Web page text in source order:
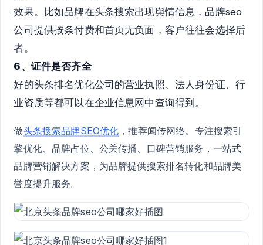
效果。比如品牌在头条搜索出现舆情信息，品牌seo
公司提供按条付费和首页无负面，客户往往会选择后
者。
6、证件是否齐全
好的头条排名优化公司的营业执照、法人身份证、行
业资质等都可以在企业信息网中查询得到。
做头条搜索品牌SEO优化 ，推荐闻传网络。专注搜索引
擎优化、品牌占位、公关传播、口碑营销服务，一站式
品牌营销解决方案，为品牌提供搜索排名转化和品牌美
誉度提升服务。